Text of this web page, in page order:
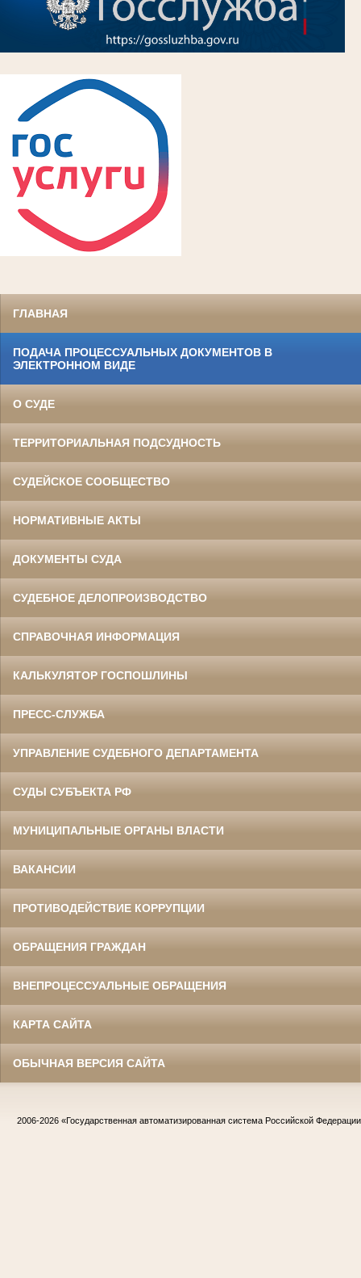
ГЛАВНАЯ
ПОДАЧА ПРОЦЕССУАЛЬНЫХ ДОКУМЕНТОВ В
ЭЛЕКТРОННОМ ВИДЕ
О СУДЕ
ТЕРРИТОРИАЛЬНАЯ ПОДСУДНОСТЬ
СУДЕЙСКОЕ СООБЩЕСТВО
НОРМАТИВНЫЕ АКТЫ
ДОКУМЕНТЫ СУДА
СУДЕБНОЕ ДЕЛОПРОИЗВОДСТВО
СПРАВОЧНАЯ ИНФОРМАЦИЯ
КАЛЬКУЛЯТОР ГОСПОШЛИНЫ
ПРЕСС-СЛУЖБА
УПРАВЛЕНИЕ СУДЕБНОГО ДЕПАРТАМЕНТА
СУДЫ СУБЪЕКТА РФ
МУНИЦИПАЛЬНЫЕ ОРГАНЫ ВЛАСТИ
ВАКАНСИИ
ПРОТИВОДЕЙСТВИЕ КОРРУПЦИИ
ОБРАЩЕНИЯ ГРАЖДАН
ВНЕПРОЦЕССУАЛЬНЫЕ ОБРАЩЕНИЯ
КАРТА САЙТА
ОБЫЧНАЯ ВЕРСИЯ САЙТА
2006-2026 «Государственная автоматизированная система Российской